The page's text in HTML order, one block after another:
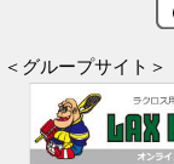
＜グループサイト＞